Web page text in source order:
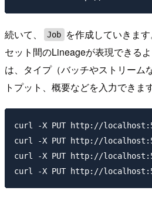
続いて、 Job
を作成していきま
セット間のLineageが表現できるよ
は、タイプ（バッチやストリーム
トプット、概要などを入力できます
curl -X PUT http://
curl -X PUT http://
curl -X PUT http://